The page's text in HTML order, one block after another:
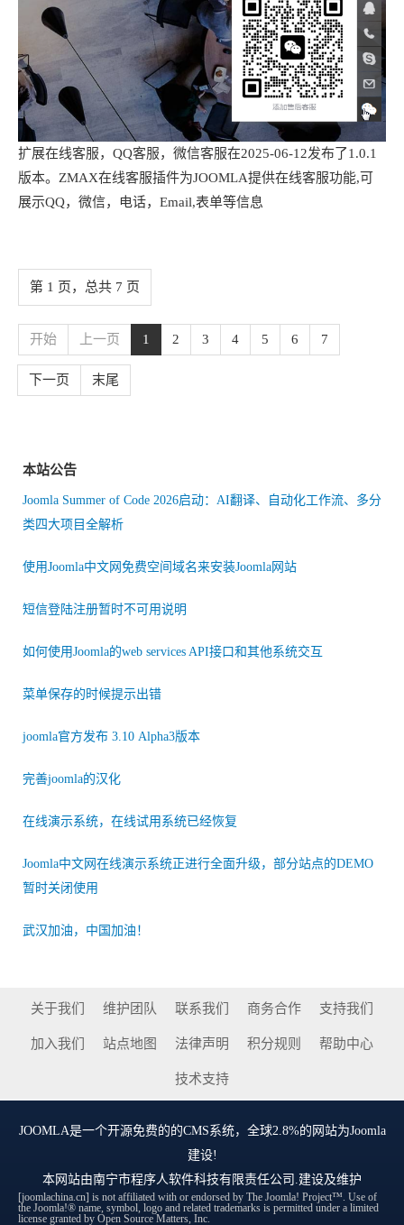
扩展在线客服，QQ客服，微信客服在2025-06-12发布了1.0.1
版本。ZMAX在线客服插件为JOOMLA提供在线客服功能,可
展示QQ，微信，电话，Email,表单等信息
第 1 页，总共 7 页
开始 上一页 1 2 3 4 5 6 7
下一页 末尾
本站公告
Joomla Summer of Code 2026启动：AI翻译、自动化工作流、多分
类四大项目全解析
使用Joomla中文网免费空间域名来安装Joomla网站
短信登陆注册暂时不可用说明
如何使用Joomla的web services API接口和其他系统交互
菜单保存的时候提示出错
joomla官方发布 3.10 Alpha3版本
完善joomla的汉化
在线演示系统，在线试用系统已经恢复
Joomla中文网在线演示系统正进行全面升级，部分站点的DEMO
暂时关闭使用
武汉加油，中国加油！
关于我们 维护团队 联系我们 商务合作 支持我们
加入我们 站点地图 法律声明 积分规则 帮助中心
技术支持
JOOMLA是一个开源免费的的CMS系统，全球2.8%的网站为Joomla
建设!
本网站由南宁市程序人软件科技有限责任公司 .建设及维护
[joomlachina.cn] is not affiliated with or endorsed by The Joomla! Project™. Use of
the Joomla!® name, symbol, logo and related trademarks is permitted under a limited
license granted by Open Source Matters, Inc.